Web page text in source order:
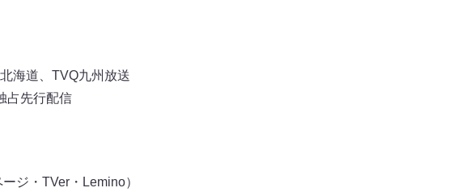
海道、TVQ九州放送
占先行配信
ジ・TVer・Lemino）